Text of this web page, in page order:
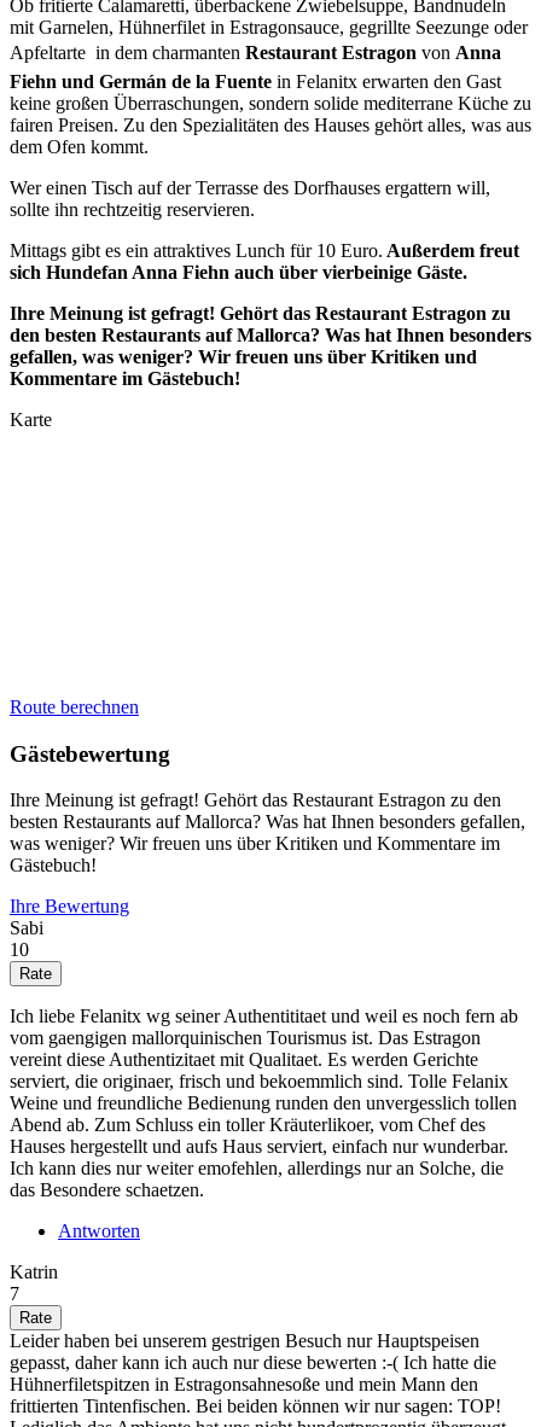
Ob fritierte Calamaretti, überbackene Zwiebelsuppe, Bandnudeln
mit Garnelen, Hühnerfilet in Estragonsauce, gegrillte Seezunge oder
Apfeltarte  in dem charmanten Restaurant Estragon von Anna
Fiehn und Germán de la Fuente in Felanitx erwarten den Gast
keine großen Überraschungen, sondern solide mediterrane Küche zu
fairen Preisen. Zu den Spezialitäten des Hauses gehört alles, was aus
dem Ofen kommt.
Wer einen Tisch auf der Terrasse des Dorfhauses ergattern will,
sollte ihn rechtzeitig reservieren.
Mittags gibt es ein attraktives Lunch für 10 Euro. Außerdem freut
sich Hundefan Anna Fiehn auch über vierbeinige Gäste.
Ihre Meinung ist gefragt! Gehört das Restaurant Estragon zu
den besten Restaurants auf Mallorca? Was hat Ihnen besonders
gefallen, was weniger? Wir freuen uns über Kritiken und
Kommentare im Gästebuch!
Karte
Route berechnen
Gästebewertung
Ihre Meinung ist gefragt! Gehört das Restaurant Estragon zu den
besten Restaurants auf Mallorca? Was hat Ihnen besonders gefallen,
was weniger? Wir freuen uns über Kritiken und Kommentare im
Gästebuch!
Ihre Bewertung
Sabi
10
Ich liebe Felanitx wg seiner Authentititaet und weil es noch fern ab
vom gaengigen mallorquinischen Tourismus ist. Das Estragon
vereint diese Authentizitaet mit Qualitaet. Es werden Gerichte
serviert, die originaer, frisch und bekoemmlich sind. Tolle Felanix
Weine und freundliche Bedienung runden den unvergesslich tollen
Abend ab. Zum Schluss ein toller Kräuterlikoer, vom Chef des
Hauses hergestellt und aufs Haus serviert, einfach nur wunderbar.
Ich kann dies nur weiter emofehlen, allerdings nur an Solche, die
das Besondere schaetzen.
Antworten
Katrin
7
Leider haben bei unserem gestrigen Besuch nur Hauptspeisen
gepasst, daher kann ich auch nur diese bewerten :-( Ich hatte die
Hühnerfiletspitzen in Estragonsahnesoße und mein Mann den
frittierten Tintenfischen. Bei beiden können wir nur sagen: TOP!